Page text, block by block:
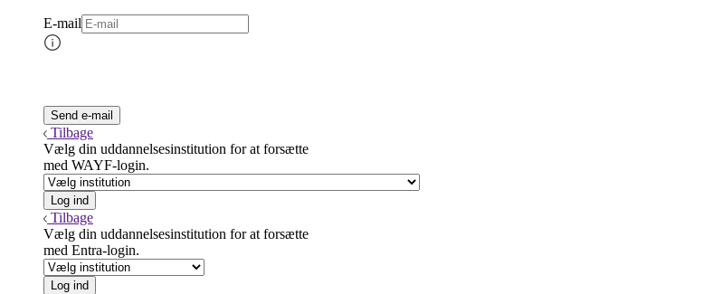
E-mail
Tilbage
Vælg din uddannelsesinstitution for at forsætte
med WAYF-login.
Tilbage
Vælg din uddannelsesinstitution for at forsætte
med Entra-login.